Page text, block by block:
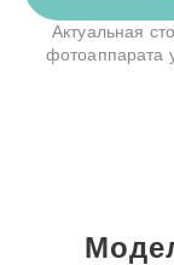
Актуальная
фотоаппарата